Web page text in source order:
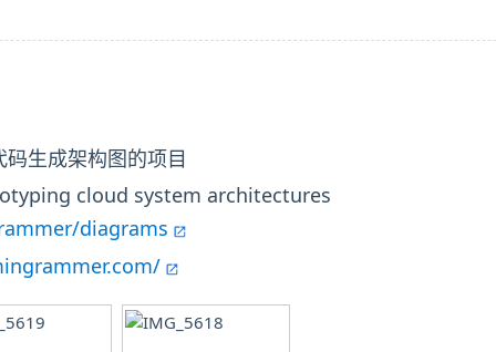
生成架构图的项目
cloud system architectures
diagrams